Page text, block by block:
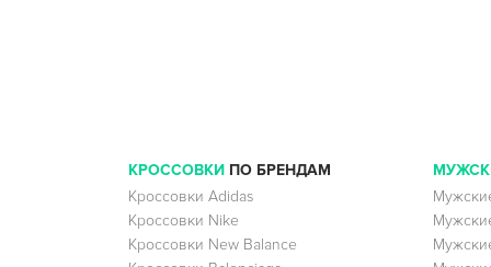
КРОССОВКИ ПО БРЕНДАМ
Кроссовки Adidas
Кроссовки Nike
Кроссовки New Balance